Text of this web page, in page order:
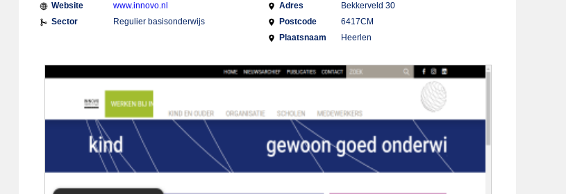
Website
www.innovo.nl
Sector
Regulier basisonderwijs
Adres
Bekkerveld 30
Postcode
6417CM
Plaatsnaam
Heerlen